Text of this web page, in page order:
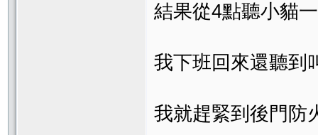
結果從4點聽小貓
我下班回來還聽到
我就趕緊到後門防